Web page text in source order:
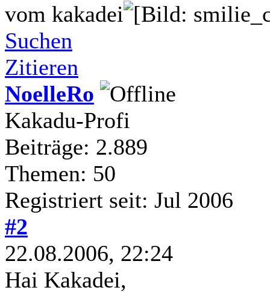
vom kakadei
Suchen
Zitieren
NoelleRo
Kakadu-Profi
Beiträge: 2.889
Themen: 50
Registriert seit: Jul 2006
#2
22.08.2006, 22:24
Hai Kakadei,